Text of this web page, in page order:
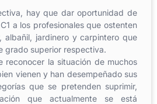
hay que dar oportunidad de
a los profesionales que ostenten
albañil, jardinero y carpintero que
grado superior respectiva.
reconocer la situación de muchos
vienen y han desempeñado sus
que se pretenden suprimir,
que actualmente se está